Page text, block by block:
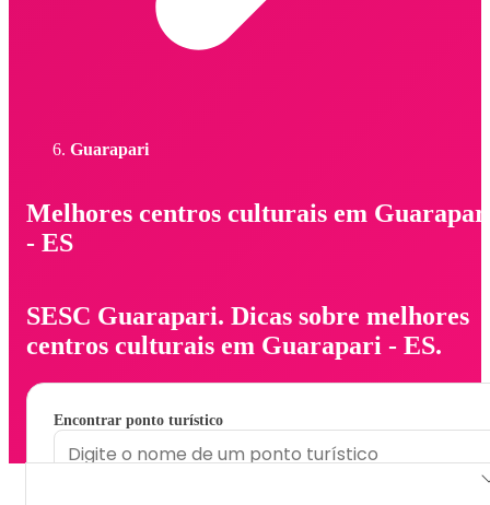
Guarapari
Melhores centros culturais em
- ES
SESC Guarapari. Dicas sobre melhores
centros culturais em Guarapari - ES.
Encontrar ponto turístico